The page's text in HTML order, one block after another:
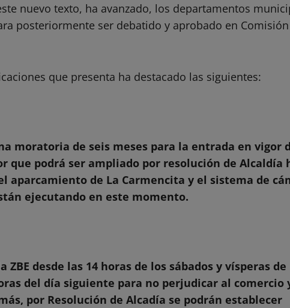
nuevo texto, ha avanzado, los departamentos
posteriormente ser debatido y aprobado en
que presenta ha destacado las siguientes:
moratoria de seis meses para la entrada en vigor
que podrá ser ampliado por resolución de Alcaldía
aparcamiento de La Carmencita y el sistema de
ejecutando en este momento.
ZBE desde las 14 horas de los sábados y vísperas de
del día siguiente para no perjudicar al comercio
por Resolución de Alcadía se podrán establecer